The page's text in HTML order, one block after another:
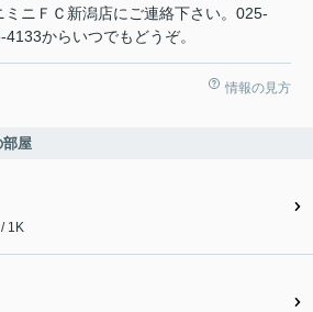
ミニＦＣ新潟店にご連絡下さい。025-
4133からいつでもどうぞ。
情報の見方
部屋
1K